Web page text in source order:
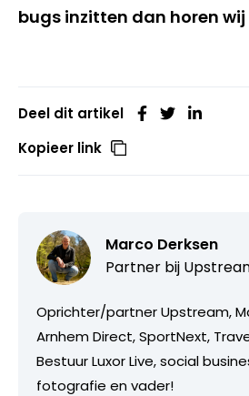
bugs inzitten dan horen
Deel dit artikel
Kopieer link
Marco Derksen
Partner bij
Oprichter/partner Upstream,
Arnhem Direct, SportNext,
Bestuur Luxor Live, social
fotografie en vader!